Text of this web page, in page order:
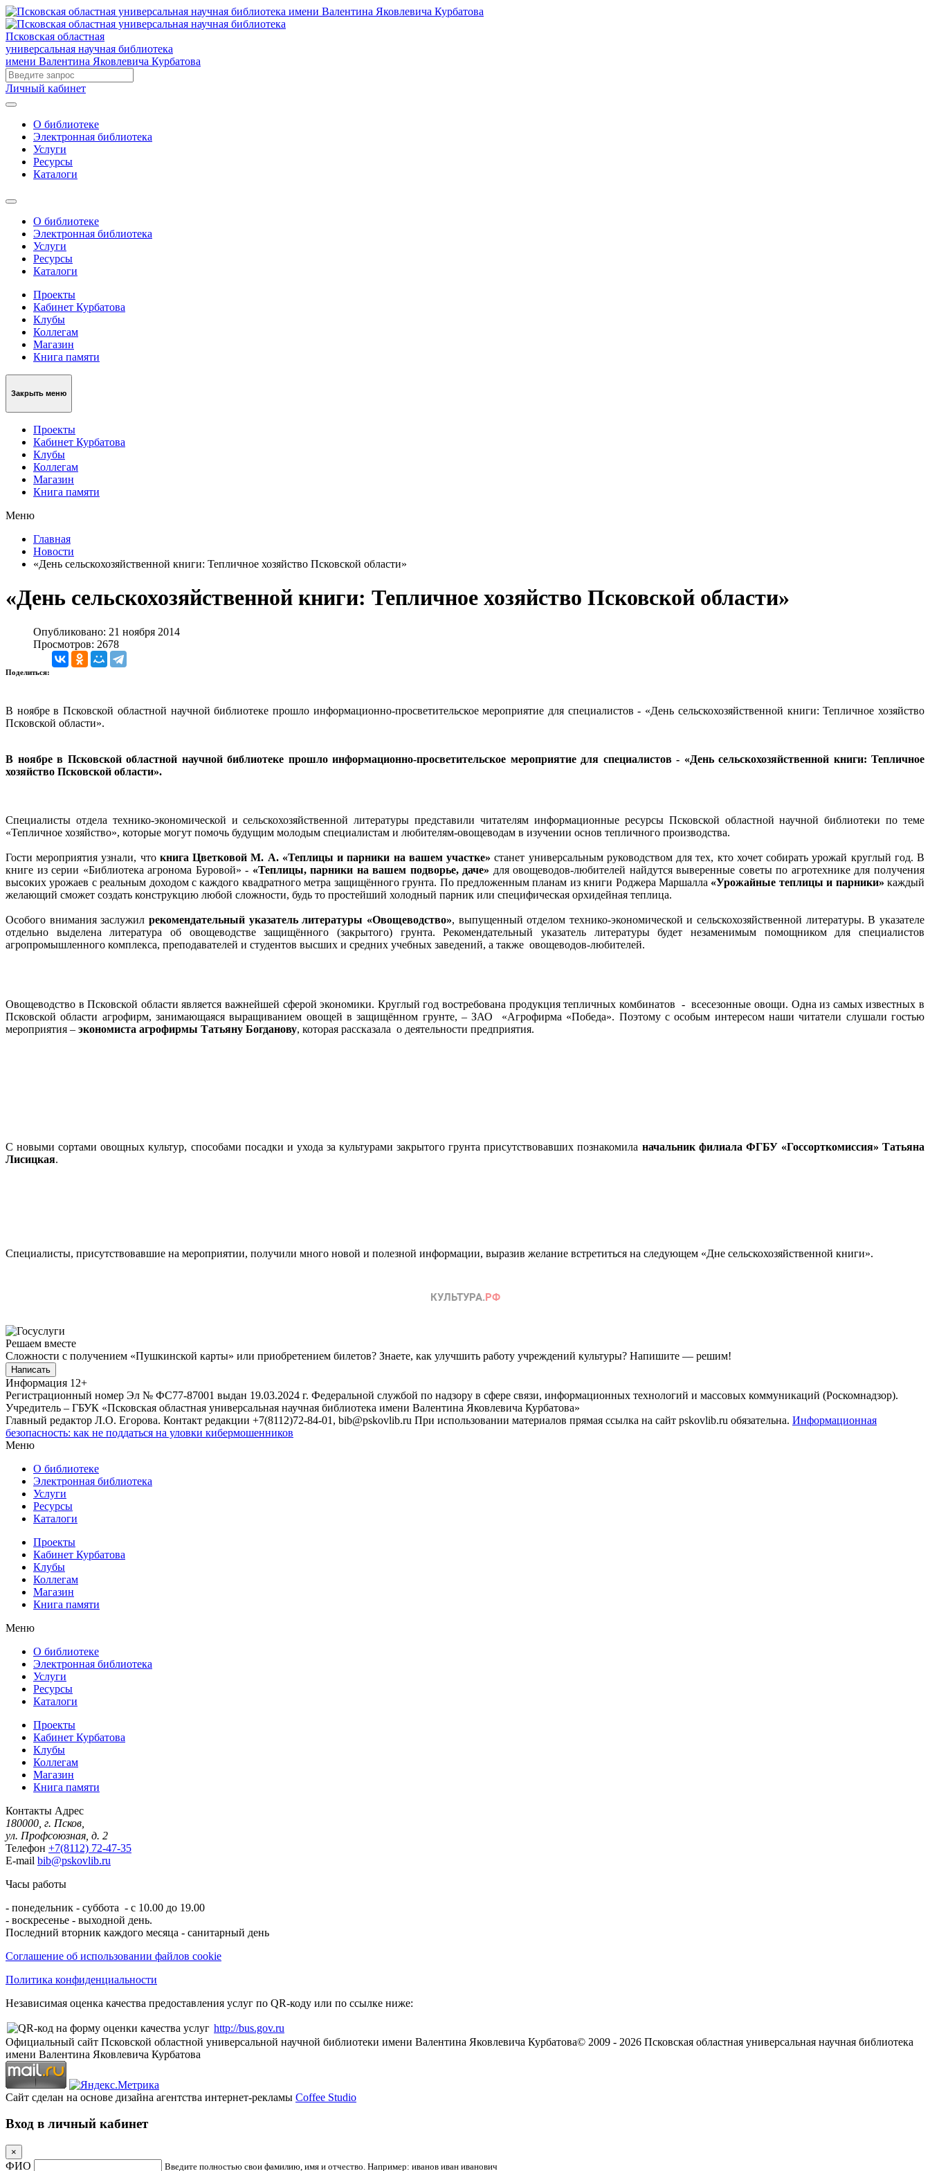
Псковская областная
универсальная научная библиотека
имени Валентина Яковлевича Курбатова
Личный кабинет
О библиотеке
Электронная библиотека
Услуги
Ресурсы
Каталоги
О библиотеке
Электронная библиотека
Услуги
Ресурсы
Каталоги
Проекты
Кабинет Курбатова
Клубы
Коллегам
Магазин
Книга памяти
Закрыть меню
Проекты
Кабинет Курбатова
Клубы
Коллегам
Магазин
Книга памяти
Меню
Главная
Новости
«День сельскохозяйственной книги: Тепличное хозяйство Псковской области»
«День сельскохозяйственной книги: Тепличное хозяйство Псковской области»
Опубликовано: 21 ноября 2014
Просмотров: 2678
Поделиться:
В ноябре в Псковской областной научной библиотеке прошло информационно-просветительское мероприятие для специалистов - «День сельскохозяйственной книги: Тепличное хозяйство
Псковской области».
В ноябре в Псковской областной научной библиотеке прошло информационно-просветительское мероприятие для специалистов - «День сельскохозяйственной книги: Тепличное
хозяйство Псковской области».
Специалисты отдела технико-экономической и сельскохозяйственной литературы представили читателям информационные ресурсы Псковской областной научной библиотеки по теме
«Тепличное хозяйство», которые могут помочь будущим молодым специалистам и любителям-овощеводам в изучении основ тепличного производства.
Гости мероприятия узнали, что книга Цветковой М. А. «Теплицы и парники на вашем участке» станет универсальным руководством для тех, кто хочет собирать урожай круглый год. В
книге из серии «Библиотека агронома Буровой» - «Теплицы, парники на вашем подворье, даче» для овощеводов-любителей найдутся выверенные советы по агротехнике для получения
высоких урожаев с реальным доходом с каждого квадратного метра защищённого грунта. По предложенным планам из книги Роджера Маршалла «Урожайные теплицы и парники» каждый
желающий сможет создать конструкцию любой сложности, будь то простейший холодный парник или специфическая орхидейная теплица.
Особого внимания заслужил рекомендательный указатель литературы «Овощеводство», выпущенный отделом технико-экономической и сельскохозяйственной литературы. В указателе
отдельно выделена литература об овощеводстве защищённого (закрытого) грунта. Рекомендательный указатель литературы будет незаменимым помощником для специалистов
агропромышленного комплекса, преподавателей и студентов высших и средних учебных заведений, а также овощеводов-любителей.
Овощеводство в Псковской области является важнейшей сферой экономики. Круглый год востребована продукция тепличных комбинатов - всесезонные овощи. Одна из самых известных в
Псковской области агрофирм, занимающаяся выращиванием овощей в защищённом грунте, – ЗАО «Агрофирма «Победа». Поэтому с особым интересом наши читатели слушали гостью
мероприятия – экономиста агрофирмы Татьяну Богданову, которая рассказала о деятельности предприятия.
C новыми сортами овощных культур, способами посадки и ухода за культурами закрытого грунта присутствовавших познакомила начальник филиала ФГБУ «Госсорткомиссия» Татьяна
Лисицкая.
Специалисты, присутствовавшие на мероприятии, получили много новой и полезной информации, выразив желание встретиться на следующем «Дне сельскохозяйственной книги».
Решаем вместе
Сложности с получением «Пушкинской карты» или приобретением билетов? Знаете, как улучшить работу учреждений культуры? Напишите — решим!
Написать
Информация 12+
Регистрационный номер Эл № ФС77-87001 выдан 19.03.2024 г. Федеральной службой по надзору в сфере связи, информационных технологий и массовых коммуникаций (Роскомнадзор).
Учредитель – ГБУК «Псковская областная универсальная научная библиотека имени Валентина Яковлевича Курбатова»
Главный редактор Л.О. Егорова. Контакт редакции +7(8112)72-84-01, bib@pskovlib.ru При использовании материалов прямая ссылка на сайт pskovlib.ru обязательна. Информационная
безопасность: как не поддаться на уловки кибермошенников
Меню
О библиотеке
Электронная библиотека
Услуги
Ресурсы
Каталоги
Проекты
Кабинет Курбатова
Клубы
Коллегам
Магазин
Книга памяти
Меню
О библиотеке
Электронная библиотека
Услуги
Ресурсы
Каталоги
Проекты
Кабинет Курбатова
Клубы
Коллегам
Магазин
Книга памяти
Контакты Адрес
180000, г. Псков,
ул. Профсоюзная, д. 2
Телефон +7(8112) 72-47-35
E-mail bib@pskovlib.ru
Часы работы
- понедельник - суббота - с 10.00 до 19.00
- воскресенье - выходной день.
Последний вторник каждого месяца - санитарный день
Соглашение об использовании файлов cookie
Политика конфиденциальности
Независимая оценка качества предоставления услуг по QR-коду или по ссылке ниже:
http://bus.gov.ru
Официальный сайт Псковской областной универсальной научной библиотеки имени Валентина Яковлевича Курбатова© 2009 - 2026 Псковская областная универсальная научная библиотека
имени Валентина Яковлевича Курбатова
Сайт сделан на основе дизайна агентства интернет-рекламы Coffee Studio
Вход в личный кабинет
×
ФИО Введите полностью свои фамилию, имя и отчество. Например: иванов иван иванович